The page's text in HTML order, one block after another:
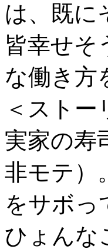
は、既に
皆幸せそ
な働き方
＜ストー
実家の寿
非モテ）
をサボっ
ひょんな